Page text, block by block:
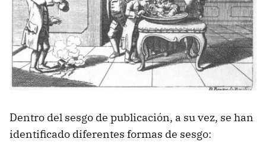
Dentro del sesgo de publicación, a su vez, se han
identificado diferentes formas de sesgo: